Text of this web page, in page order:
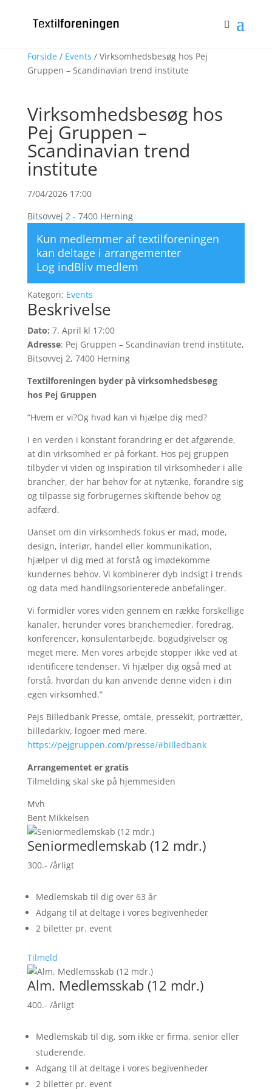
Forside/ Events / Virksomhedsbesøg hos Pej
Gruppen – Scandinavian trend institute
Virksomhedsbesøg hos
Pej Gruppen –
Scandinavian trend
institute
7/04/2026 17:00
Bitsovvej 2 - 7400 Herning
Kun medlemmer af textilforeningen
kan deltage i arrangementer
Log indBliv medlem
Kategori: Events
Beskrivelse
Dato: 7. April kl 17:00
Adresse: Pej Gruppen – Scandinavian trend institute,
Bitsovvej 2, 7400 Herning
Textilforeningen byder på virksomhedsbesøg
hos Pej Gruppen
“Hvem er vi?Og hvad kan vi hjælpe dig med?
I en verden i konstant forandring er det afgørende,
at din virksomhed er på forkant. Hos pej gruppen
tilbyder vi viden og inspiration til virksomheder i alle
brancher, der har behov for at nytænke, forandre sig
og tilpasse sig forbrugernes skiftende behov og
adfærd.
Uanset om din virksomheds fokus er mad, mode,
design, interiør, handel eller kommunikation,
hjælper vi dig med at forstå og imødekomme
kundernes behov. Vi kombinerer dyb indsigt i trends
og data med handlingsorienterede anbefalinger.
Vi formidler vores viden gennem en række forskellige
kanaler, herunder vores branchemedier, foredrag,
konferencer, konsulentarbejde, bogudgivelser og
meget mere. Men vores arbejde stopper ikke ved at
identificere tendenser. Vi hjælper dig også med at
forstå, hvordan du kan anvende denne viden i din
egen virksomhed.”
Pejs Billedbank Presse, omtale, pressekit, portrætter,
billedarkiv, logoer med mere.
https://pejgruppen.com/presse/#billedbank
Arrangementet er gratis
Tilmelding skal ske på hjemmesiden
Mvh
Bent Mikkelsen
Seniormedlemskab (12 mdr.)
300.- /årligt
Medlemskab til dig over 63 år
Adgang til at deltage i vores begivenheder
2 biletter pr. event
Tilmeld
Alm. Medlemsskab (12 mdr.)
400.- /årligt
Medlemskab til dig, som ikke er firma, senior eller
studerende.
Adgang til at deltage i vores begivenheder
2 biletter pr. event